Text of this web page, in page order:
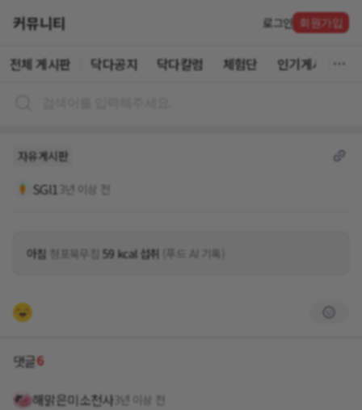
커뮤니티 로그인 회원가입
전체 게시판 닥다공지 닥다칼럼 체험단 인기게시글
자유게시판
SGI1 3년 이상 전
아침 청포묵무침 59 kcal 섭취 (푸드 AI 기록)
댓글6
해맑은미소천사 3년 이상 전